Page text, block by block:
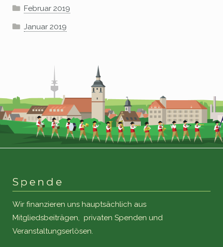
Februar 2019
Januar 2019
Spende
Wir finanzieren uns hauptsächlich aus
Mitgliedsbeiträgen, privaten Spenden und
Veranstaltungserlösen.